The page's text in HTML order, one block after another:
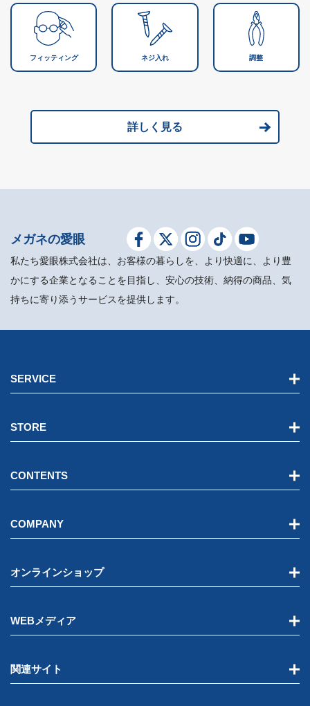
フィッティング ネジ入れ 調整
詳しく見る
メガネの愛眼
私たち愛眼株式会社は、お客様の暮らしを、より快適に、より豊
かにする企業となることを目指し、安心の技術、納得の商品、気
持ちに寄り添うサービスを提供します。
SERVICE
STORE
CONTENTS
COMPANY
オンラインショップ
WEBメディア
関連サイト